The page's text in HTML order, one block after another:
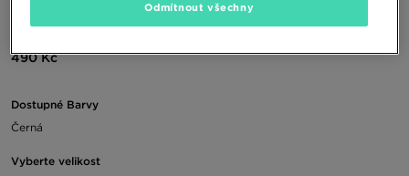
490 Kč
Dostupné Barvy
Černá
Vyberte velikost
Odmítnout všechny